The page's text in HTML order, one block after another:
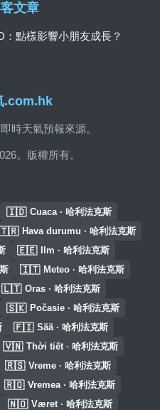
.com.hk
時天氣預報來源。
。版權所有。
文章
點樣影響小朋友成長？
🇮🇩 Cuaca · 哈利法克斯
Hava durumu · 哈利法克斯
🇪🇪 Ilm · 哈利法克斯
🇮🇹 Meteo · 哈利法克斯
🇱🇹 Oras · 哈利法克斯
🇸🇰 Počasie · 哈利法克斯
🇫🇮 Sää · 哈利法克斯
🇻🇳 Thời tiết · 哈利法克斯
🇷🇸 Vreme · 哈利法克斯
🇷🇴 Vremea · 哈利法克斯
🇳🇴 Været · 哈利法克斯